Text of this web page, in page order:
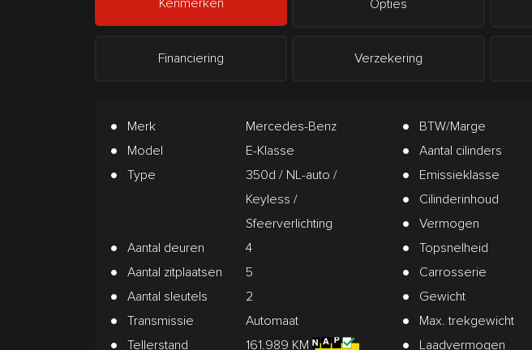
Opties
Financiering Verzekering
Merk
Mercedes-Benz
Model
E-Klasse
Type
350d / NL-auto /
Keyless /
Sfeerverlichting
Aantal deuren
4
Aantal zitplaatsen
5
Aantal sleutels
2
Transmissie
Automaat
Tellerstand
161.989 KM
BTW/Marge
Aantal cilinders
Emissieklasse
Cilinderinhoud
Vermogen
Topsnelheid
Carrosserie
Gewicht
Max. trekgewicht
Laadvermogen